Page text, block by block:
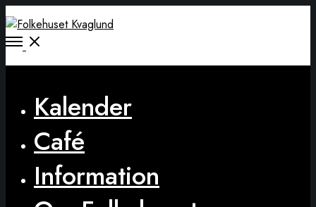
Open
Kalender
Café
Information